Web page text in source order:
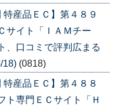
特産品ＥＣ】第４８９
サイト「ＩＡＭチー
口コミで評判広まる
18) (0818)
特産品ＥＣ】第４８８
専門ＥＣサイト「Ｈ